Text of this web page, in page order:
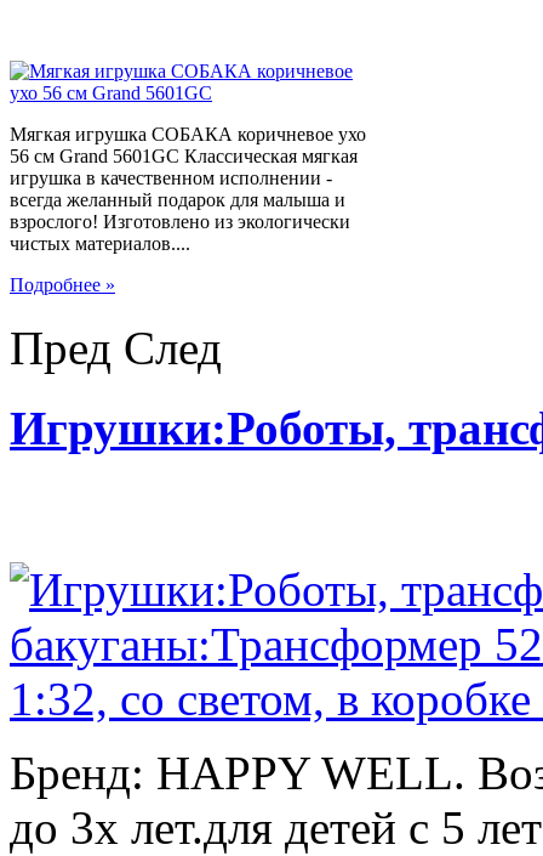
Мягкая игрушка СОБАКА коричневое ухо
56 см Grand 5601GC Классическая мягкая
игрушка в качественном исполнении -
всегда желанный подарок для малыша и
взрослого! Изготовлено из экологически
чистых материалов....
Подробнее »
Пред След
Игрушки:Роботы,
Бренд: HAPPY WELL.
до 3х лет.для детей с 5 лет